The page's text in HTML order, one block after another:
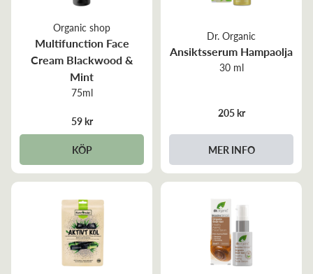
Organic shop
Multifunction Face
Cream Blackwood &
Mint
75ml
59 kr
KÖP
Dr. Organic
Ansiktsserum Hampaolja
30 ml
205 kr
MER INFO